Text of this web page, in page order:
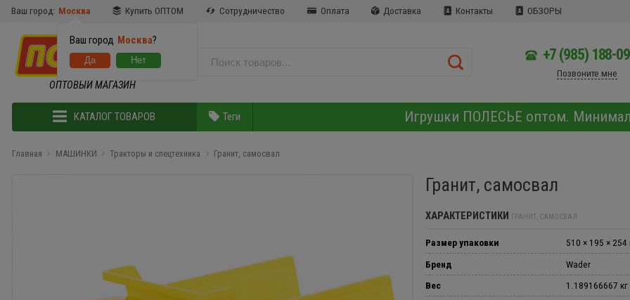
Ваш город: Москва
Ваш город Москва?
Купить ОПТОМ Сотрудничество Оплата Доставка Контакты ОБЗОРЫ
ОПТОВЫЙ МАГАЗИН
+7 (985) 188-
Позвоните мне
КАТАЛОГ ТОВАРОВ Теги Игрушки ПОЛЕСЬЕ оптом.
Главная МАШИНКИ Тракторы и спецтехника Гранит, самосвал
Гранит, самосвал
ХАРАКТЕРИСТИКИ ГРАНИТ, САМОСВАЛ
Размер упаковки
510 × 195 ×
Бренд
Wader
Вес
1.189166667 кг